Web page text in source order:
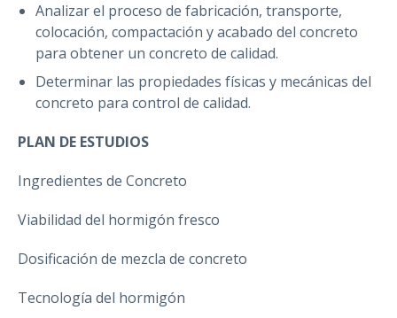
Analizar el proceso de fabricación, transporte,
colocación, compactación y acabado del concreto
para obtener un concreto de calidad.
Determinar las propiedades físicas y mecánicas del
concreto para control de calidad.
PLAN DE ESTUDIOS
Ingredientes de Concreto
Viabilidad del hormigón fresco
Dosificación de mezcla de concreto
Tecnología del hormigón